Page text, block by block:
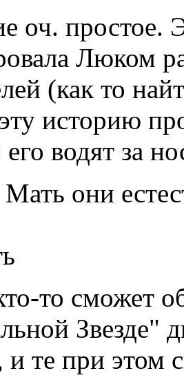
оч. простое.
Люком
(как то
историю
водят за
они
то сможет
Звезде"
и те при этом